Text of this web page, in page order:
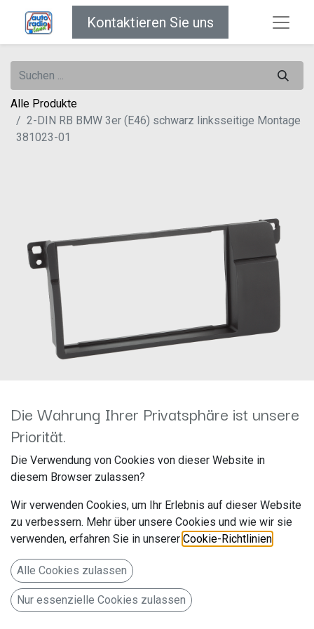
Kontaktieren Sie uns
Alle Produkte
2-DIN RB BMW 3er (E46) schwarz linksseitige Montage
381023-01
2-DIN RB BMW 3er (E46)
schwarz linksseitige Montage
381023-01
Artikelnummer: 381023-01
acv GmbH
Straßburger Allee 10-12
Die Wahrung Ihrer Privatsphäre ist unsere
Priorität.
Die Verwendung von Cookies von dieser Website in
diesem Browser zulassen?
Wir verwenden Cookies, um Ihr Erlebnis auf dieser Website
zu verbessern. Mehr über unsere Cookies und wie wir sie
verwenden, erfahren Sie in unserer Cookie-Richtlinien
Alle Cookies zulassen
Nur essenzielle Cookies zulassen